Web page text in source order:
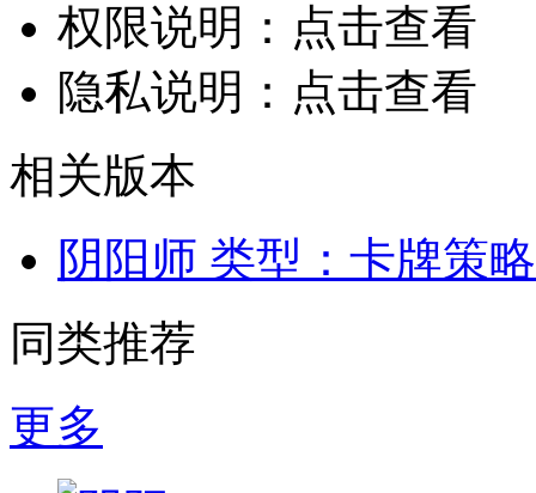
权限说明： 点击查看
隐私说明： 点击查看
相关版本
阴阳师 类型：卡牌策略
同类推荐
更多